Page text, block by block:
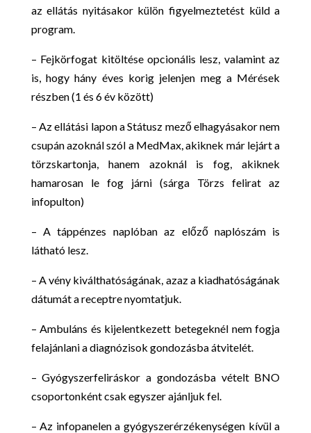
az ellátás nyitásakor külön figyelmeztetést küld a
program.
– Fejkörfogat kitöltése opcionális lesz, valamint az
is, hogy hány éves korig jelenjen meg a Mérések
részben (1 és 6 év között)
– Az ellátási lapon a Státusz mező elhagyásakor nem
csupán azoknál szól a MedMax, akiknek már lejárt a
törzskartonja, hanem azoknál is fog, akiknek
hamarosan le fog járni (sárga Törzs felirat az
infopulton)
– A táppénzes naplóban az előző naplószám is
látható lesz.
– A vény kiválthatóságának, azaz a kiadhatóságának
dátumát a receptre nyomtatjuk.
– Ambuláns és kijelentkezett betegeknél nem fogja
felajánlani a diagnózisok gondozásba átvitelét.
– Gyógyszerfeliráskor a gondozásba vételt BNO
csoportonként csak egyszer ajánljuk fel.
– Az infopanelen a gyógyszerérzékenységen kívül a